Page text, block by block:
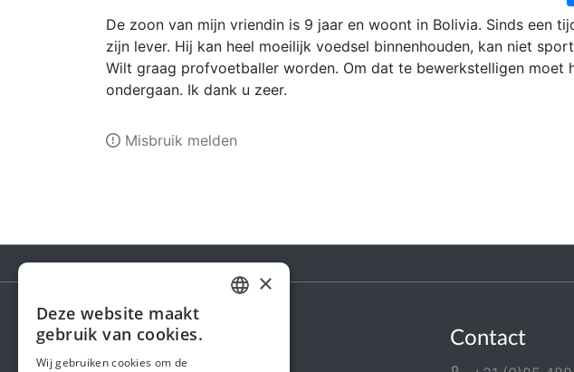
De zoon van mijn vriendin is 9 jaar en woont in Bolivia. Sinds een
zijn lever. Hij kan heel moeilijk voedsel binnenhouden, kan niet
Wilt graag profvoetballer worden. Om dat te bewerkstelligen moet
ondergaan. Ik dank u zeer.
Misbruik melden
Steunactie Contact
×
Deze website maakt
gebruik van cookies.
Wij gebruiken cookies om de